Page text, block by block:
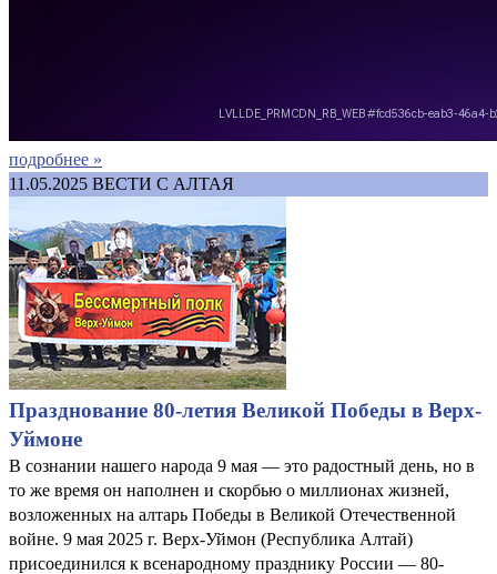
подробнее »
11.05.2025 ВЕСТИ С АЛТАЯ
Празднование 80-летия Великой Победы в Верх-
Уймоне
В сознании нашего народа 9 мая — это радостный день, но в
то же время он наполнен и скорбью о миллионах жизней,
возложенных на алтарь Победы в Великой Отечественной
войне. 9 мая 2025 г. Верх-Уймон (Республика Алтай)
присоединился к всенародному празднику России — 80-